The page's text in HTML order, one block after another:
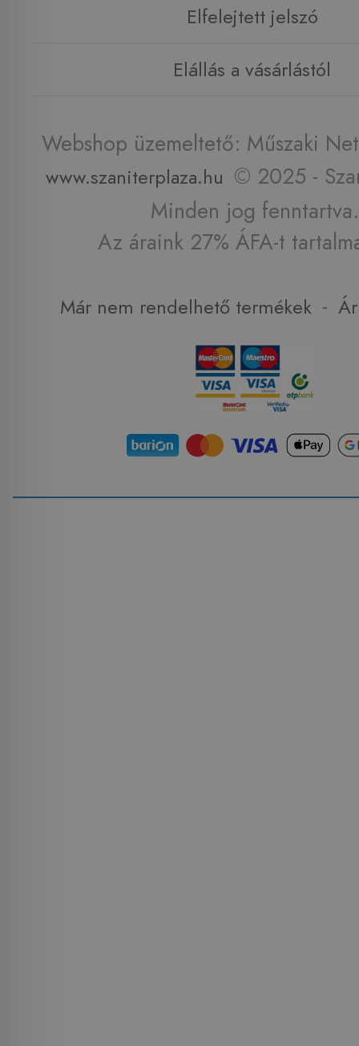
Elfelejtett jelszó
Elállás a vásárlástól
Webshop üzemeltető: Műszaki
www.szaniterplaza.hu © 2025 -
Minden jog fenntartva.
Az áraink 27% ÁFA-t
Már nem rendelhető termékek -